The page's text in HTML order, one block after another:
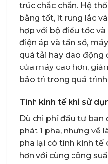
trúc chắc chắn. Hệ
bằng tốt, ít rung lắc
hợp với bộ điều tốc
điện áp và tần số,
quá tải hay dao động
của máy cao hơn,
bảo trì trong quá
Tính kinh tế khi sử
Dù chi phí đầu tư ban
phát 1 pha, nhưng về
pha lại có tính kinh tế
hơn với cùng công